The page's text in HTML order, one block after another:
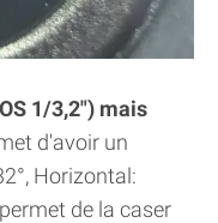
1/3,2") mais
d'avoir un
Horizontal:
de la caser